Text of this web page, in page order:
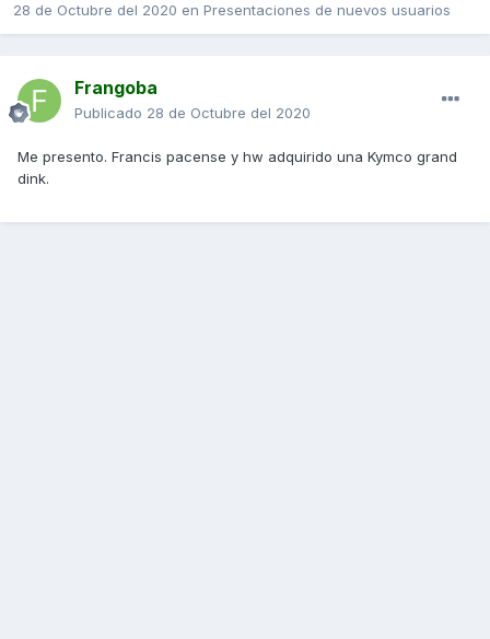
28 de Octubre del 2020 en Presentaciones de nuevos usuarios
Frangoba
Publicado 28 de Octubre del 2020
Me presento. Francis pacense y hw adquirido una Kymco grand
dink.